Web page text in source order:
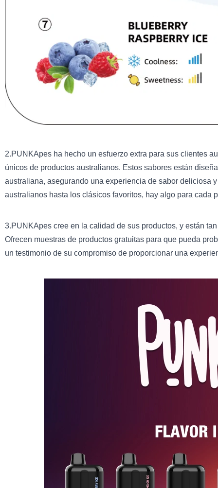
2.PUNKApes ha hecho un esfuerzo extra para sus clientes
únicos de productos australianos. Estos sabores están
australiana, asegurando una experiencia de sabor deliciosa
australianos hasta los clásicos favoritos, hay algo para cada
3.PUNKApes cree en la calidad de sus productos, y están
Ofrecen muestras de productos gratuitas para que pueda
un testimonio de su compromiso de proporcionar una